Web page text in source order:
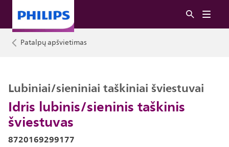
Patalpų apšvietimas
Idris lubinis/sieninis taškinis
šviestuvas
Lubiniai/sieniniai taškiniai šviestuvai
8720169299177